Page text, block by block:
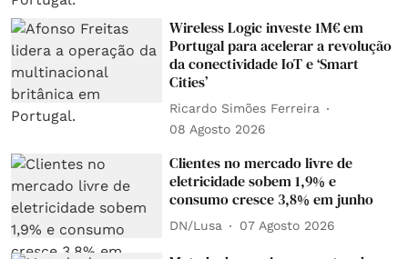
Wireless Logic investe 1M€ em
Portugal para acelerar a revolução
da conectividade IoT e ‘Smart
Cities’
Ricardo Simões Ferreira
08 Agosto 2026
Clientes no mercado livre de
eletricidade sobem 1,9% e
consumo cresce 3,8% em junho
DN/Lusa 07 Agosto 2026